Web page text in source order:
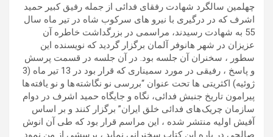
چهلمین سالگرد شهادت رفقای فدائی از جمله رفیق کبیر حمید
اشرف که در درگیری با نیرو های سرکوب شاه در تیر ماه سال
55 به شهادت رسیدند، مراسمی در بزرگداشت خاطره آن
عزیزان در شهر هانوفر آلمان برگزار گردید که نویسنده این
سطور ، سخنران آن جلسه بود. در آن جلسه در قسمت پرسش
و پاسخ ، رفیقی در مورد سمیناری که قرار بود در 13 تیر ماه (3
ژوئیه) اکثریتی ها تحت عنوان “بررسی نو نگاشته ها و نو یافته ها
پیرامون تاریخ جنبش فدائی، نگاه و جایگاه حمید اشرف در دوام
سازمان چریک های فدائی خلق ایران” برگزار کنند و بر اساس
آفیش اولیه منتشر شده ، این مراسم قرار بود که طی آن انوش
صالحی در باره این کتاب سخنرانی نماید ، پرسشی از من نمود